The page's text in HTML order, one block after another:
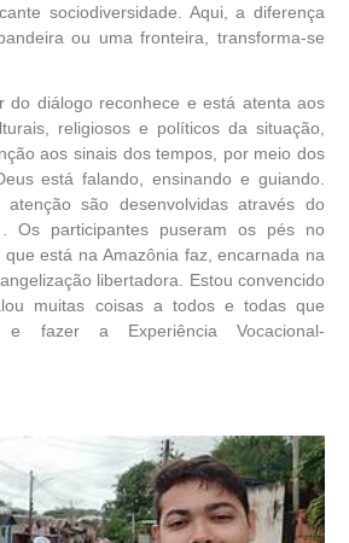
sociodiversidade. Aqui, a diferença
ou uma fronteira, transforma-se
do diálogo reconhece e está atenta aos
religiosos e políticos da situação,
aos sinais dos tempos, por meio dos
está falando, ensinando e guiando.
atenção são desenvolvidas através do
Os participantes puseram os pés no
está na Amazônia faz, encarnada na
libertadora. Estou convencido
muitas coisas a todos e todas que
e fazer a Experiência Vocacional-